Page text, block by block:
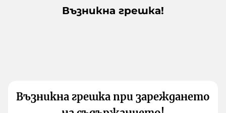
Възникна грешка!
Възникна грешка при зареждането